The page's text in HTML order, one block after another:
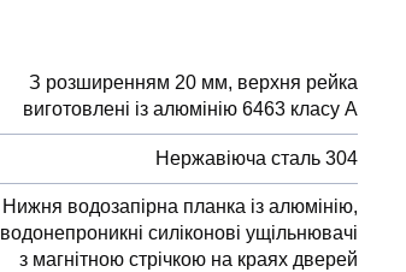
З розширенням 20 мм, верхня рейка
виготовлені із алюмінію 6463 класу А
Нержавіюча сталь 304
Нижня водозапірна планка із алюмінію,
водонепроникні силіконові ущільнювачі
з магнітною стрічкою на краях дверей